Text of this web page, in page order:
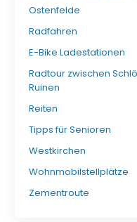
Ostenfelde
Radfahren
E-Bike Ladestationen
Radtour zwischen
Ruinen
Reiten
Tipps für Senioren
Westkirchen
Wohnmobilstellplätze
Zementroute